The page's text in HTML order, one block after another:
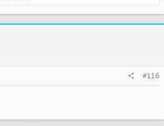
#116